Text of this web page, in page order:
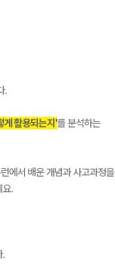
.
게 활용되는지'를 분석하는
에서 배운 개념과 사고과정을
요.
.